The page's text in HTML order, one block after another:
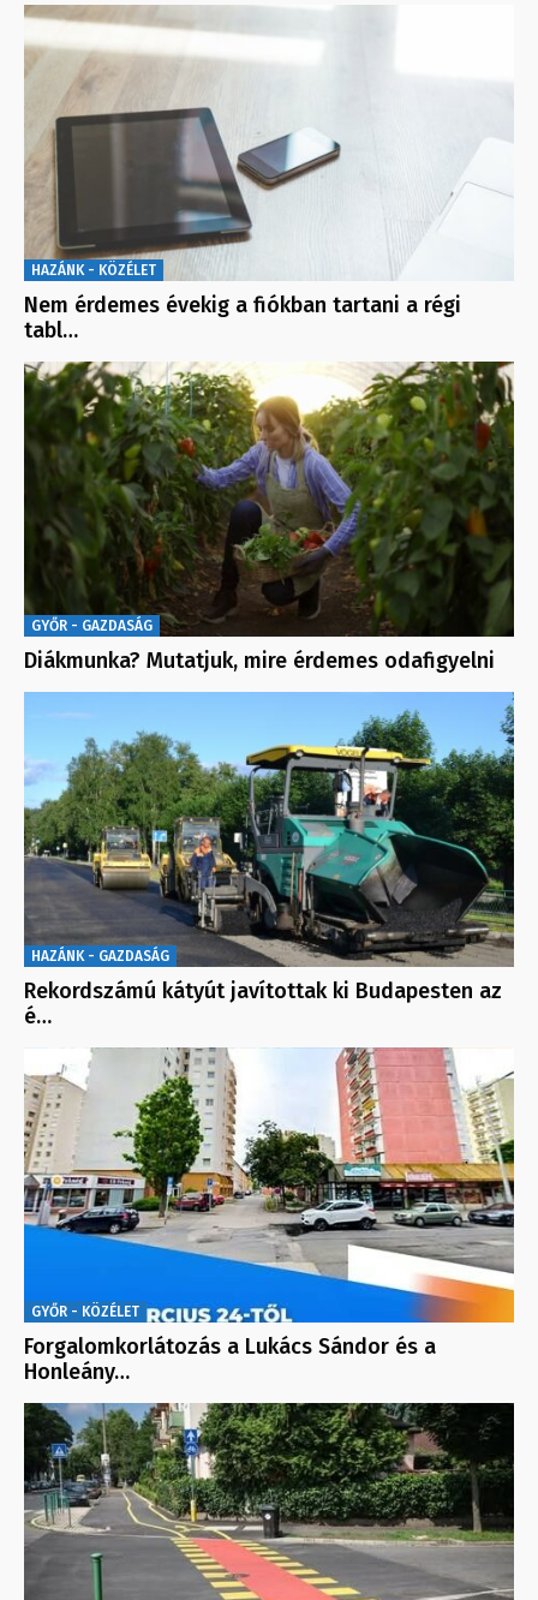
HAZÁNK - KÖZÉLET
Nem érdemes évekig a fiókban tartani a régi
tabl…
GYŐR - GAZDASÁG
Diákmunka? Mutatjuk, mire érdemes odafigyelni
HAZÁNK - GAZDASÁG
Rekordszámú kátyút javítottak ki Budapesten az
é…
GYŐR - KÖZÉLET
Forgalomkorlátozás a Lukács Sándor és a
Honleány…